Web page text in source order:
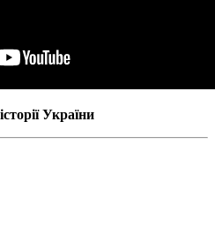
України